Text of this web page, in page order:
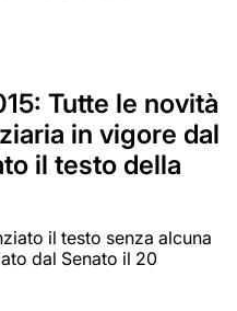
Tutte le novità
in vigore dal
il testo della
il testo senza alcuna
dal Senato il 20